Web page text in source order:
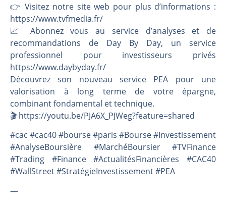
👉️ Visitez notre site web pour plus d’informations :
https://www.tvfmedia.fr/
📈 Abonnez vous au service d’analyses et de
recommandations de Day By Day, un service
professionnel pour investisseurs privés
https://www.daybyday.fr/
Découvrez son nouveau service PEA pour une
valorisation à long terme de votre épargne,
combinant fondamental et technique.
🎬️ https://youtu.be/PJA6X_PJWeg?feature=shared
#cac #cac40 #bourse #paris #Bourse #Investissement
#AnalyseBoursière #MarchéBoursier #TVFinance
#Trading #Finance #ActualitésFinancières #CAC40
#WallStreet #StratégieInvestissement #PEA
—